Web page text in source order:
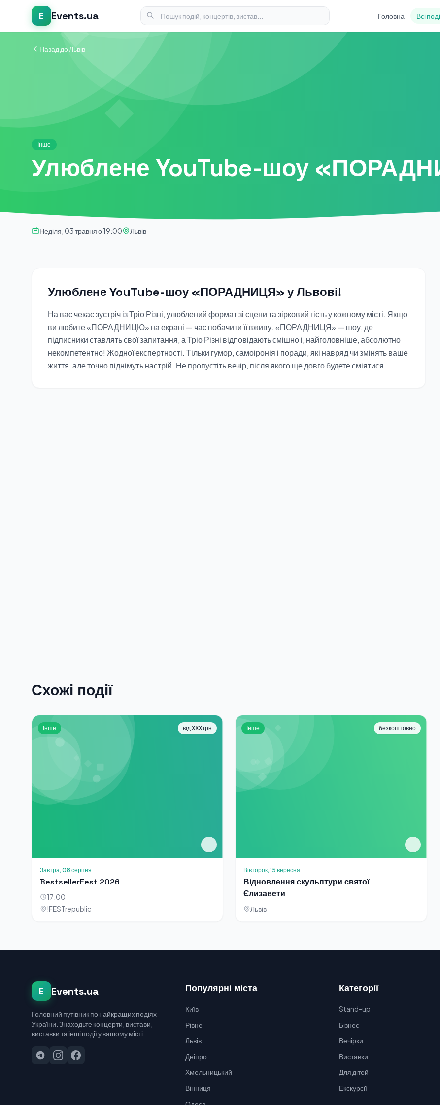
E Events.ua Головна Всі
Назад до Львів
Інше
Улюблене YouTube-шоу
Неділя, 03 травня о 19:00 Львів
Улюблене YouTube-шоу «ПОРАДНИЦЯ» у Львові!
На вас чекає зустріч із Тріо Різні, улюблений формат зі сцени та зірковий гість у кожному місті. Якщо
ви любите «ПОРАДНИЦЮ» на екрані — час побачити її вживу. «ПОРАДНИЦЯ» — шоу, де
підписники ставлять свої запитання, а Тріо Різні відповідають смішно і, найголовніше, абсолютно
некомпетентно! Жодної експертності. Тільки гумор, самоіронія і поради, які навряд чи змінять ваше
життя, але точно піднімуть настрій. Не пропустіть вечір, після якого ще довго будете сміятися.
Схожі події
Інше від XXX грн
Завтра, 08 серпня
BestsellerFest 2026
17:00
!FESTrepublic
Інше безкоштовно
Вівторок, 15 вересня
Відновлення скульптури святої
Єлизавети
Львів
E Events.ua
Головний путівник по найкращих подіях
України. Знаходьте концерти, вистави,
виставки та інші події у вашому місті.
Популярні міста
Київ
Рівне
Львів
Дніпро
Хмельницький
Вінниця
Категорії
Stand-up
Бізнес
Вечірки
Виставки
Для дітей
Екскурсії